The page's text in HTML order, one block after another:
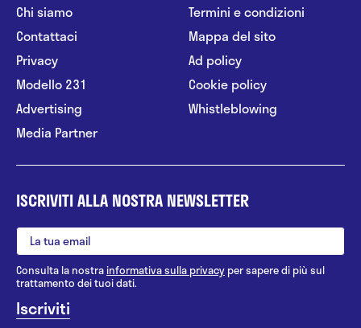
Chi siamo
Contattaci
Privacy
Modello 231
Advertising
Media Partner
Termini e condizioni
Mappa del sito
Ad policy
Cookie policy
Whistleblowing
ISCRIVITI ALLA NOSTRA NEWSLETTER
Consulta la nostrainformativa sulla privacy per sapere di più sul
trattamento dei tuoi dati.